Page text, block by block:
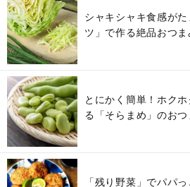
シャキシャキ食感が
ツ」で作る絶品おつま
とにかく簡単！ホク
る「そらまめ」のおつ
「残り野菜」でパパ